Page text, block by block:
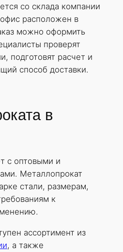
со склада компании
расположен в
можно оформить
проверят
подготовят расчет и
способ доставки.
в
с оптовыми и
Металлопрокат
стали, размерам,
к
ассортимент из
, а также